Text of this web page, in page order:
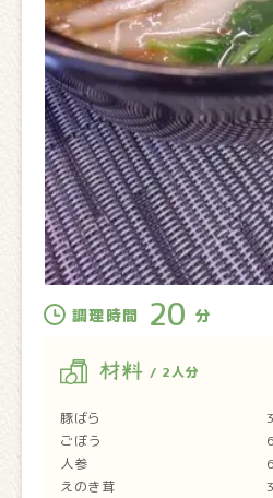
調理時間 20 分
材料 / 2人分
豚ばら 32
ごぼう 60
人参 60
えのき茸 32